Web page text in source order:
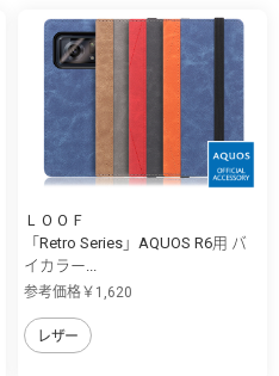
ＬＯＯＦ
「Retro Series」AQUOS R6用 バ
イカラー...
参考価格￥1,620
レザー